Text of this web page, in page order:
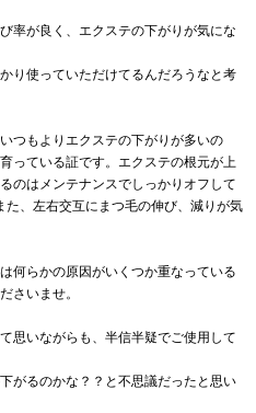
率が良く、エクステの下がりが気にな
り使っていただけてるんだろうなと考
つもよりエクステの下がりが多いの
っている証です。エクステの根元が上
のはメンテナンスでしっかりオフして
、左右交互にまつ毛の伸び、減りが気
何らかの原因がいくつか重なっている
さいませ。
思いながらも、半信半疑でご使用して
がるのかな？？と不思議だったと思い